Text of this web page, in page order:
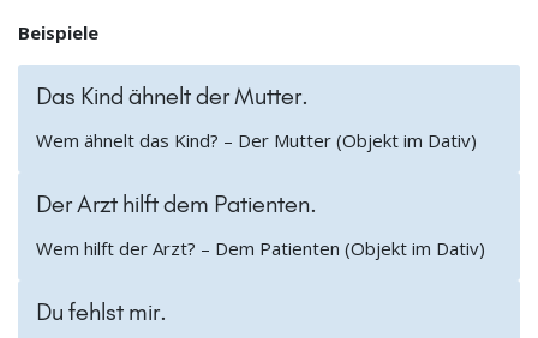
Beispiele
Das Kind ähnelt der Mutter.
Wem ähnelt das Kind? – Der Mutter (Objekt im Dativ)
Der Arzt hilft dem Patienten.
Wem hilft der Arzt? – Dem Patienten (Objekt im Dativ)
Du fehlst mir.